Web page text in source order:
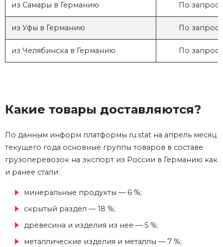
из Самары в Германию По запросу
из Уфы в Германию По запросу
из Челябинска в Германию По запросу
Какие товары доставляются?
По данным информ платформы ru.stat на апрель месяц
текущего года основные группы товаров в составе
грузоперевозок на экспорт из России в Германию как
и ранее стали:
минеральные продукты — 6 %;
скрытый раздел — 18 %;
древесина и изделия из нее — 5 %;
металлические изделия и металлы — 7 %;